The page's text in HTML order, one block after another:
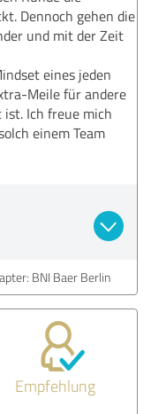
Dennoch gehen die
und mit der Zeit
eines jeden
Meile für andere
Ich freue mich
einem Team
BNI Baer Berlin
Empfehlung